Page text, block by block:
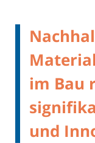
im Bau
und